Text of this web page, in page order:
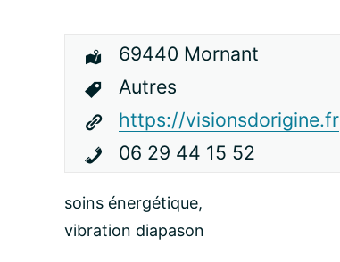
69440 Mornant
Autres
https://visionsdorigine.fr
06 29 44 15 52
soins énergétique,
vibration diapason